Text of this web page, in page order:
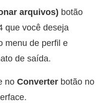
arquivos) botão
que você deseja
menu de perfil e
de saída.
no Converter botão no